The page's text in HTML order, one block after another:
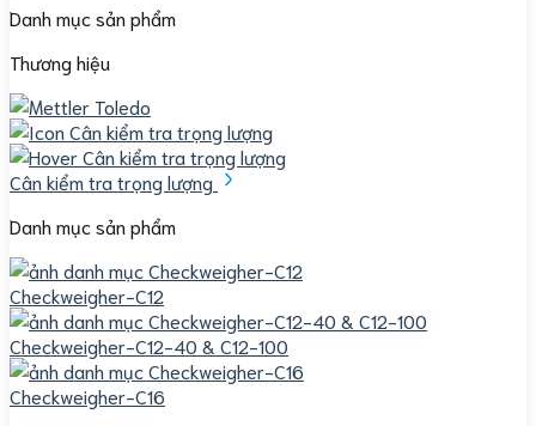
Danh mục sản phẩm
Thương hiệu
Cân kiểm tra trọng lượng
Danh mục sản phẩm
Checkweigher-C12
Checkweigher-C12-40 & C12-100
Checkweigher-C16